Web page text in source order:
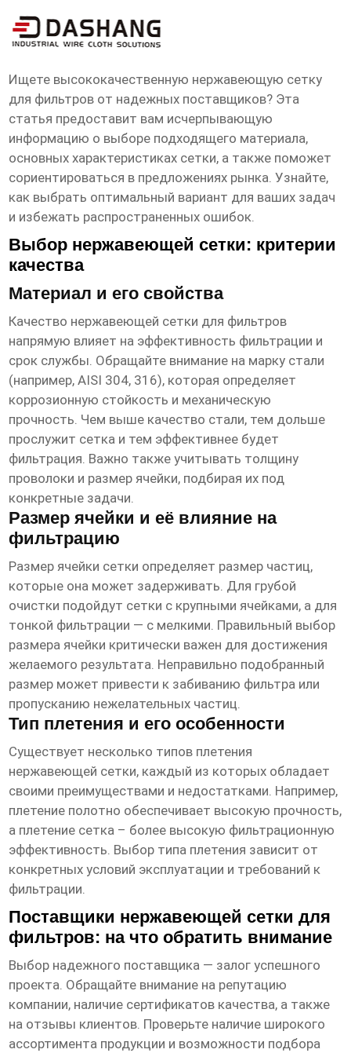
нержавеющая сетка для фильтров
Поставщики
Ищете высококачественную нержавеющую сетку
для фильтров от надежных поставщиков? Эта
статья предоставит вам исчерпывающую
информацию о выборе подходящего материала,
основных характеристиках сетки, а также поможет
сориентироваться в предложениях рынка. Узнайте,
как выбрать оптимальный вариант для ваших задач
и избежать распространенных ошибок.
Выбор нержавеющей сетки: критерии
качества
Материал и его свойства
Качество нержавеющей сетки для фильтров
напрямую влияет на эффективность фильтрации и
срок службы. Обращайте внимание на марку стали
(например, AISI 304, 316), которая определяет
коррозионную стойкость и механическую
прочность. Чем выше качество стали, тем дольше
прослужит сетка и тем эффективнее будет
фильтрация. Важно также учитывать толщину
проволоки и размер ячейки, подбирая их под
конкретные задачи.
Размер ячейки и её влияние на
фильтрацию
Размер ячейки сетки определяет размер частиц,
которые она может задерживать. Для грубой
очистки подойдут сетки с крупными ячейками, а для
тонкой фильтрации — с мелкими. Правильный выбор
размера ячейки критически важен для достижения
желаемого результата. Неправильно подобранный
размер может привести к забиванию фильтра или
пропусканию нежелательных частиц.
Тип плетения и его особенности
Существует несколько типов плетения
нержавеющей сетки, каждый из которых обладает
своими преимуществами и недостатками. Например,
плетение полотно обеспечивает высокую прочность,
а плетение сетка – более высокую фильтрационную
эффективность. Выбор типа плетения зависит от
конкретных условий эксплуатации и требований к
фильтрации.
Поставщики нержавеющей сетки для
фильтров: на что обратить внимание
Выбор надежного поставщика — залог успешного
проекта. Обращайте внимание на репутацию
компании, наличие сертификатов качества, а также
на отзывы клиентов. Проверьте наличие широкого
ассортимента продукции и возможности подбора